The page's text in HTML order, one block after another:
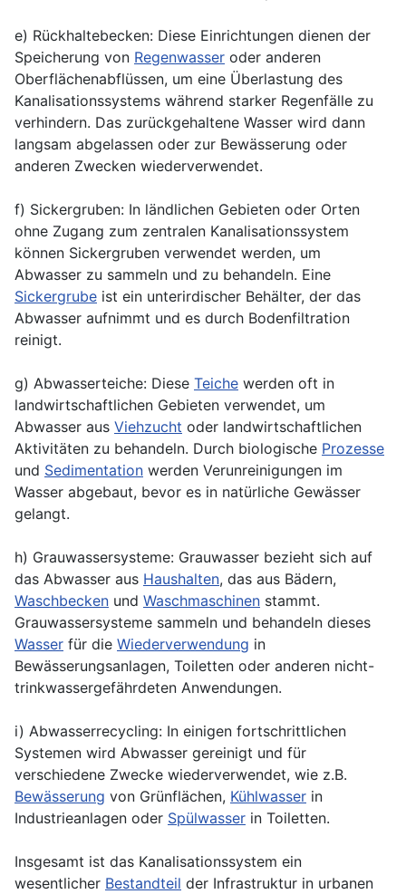
e) Rückhaltebecken: Diese Einrichtungen dienen der
Speicherung von Regenwasser oder anderen
Oberflächenabflüssen, um eine Überlastung des
Kanalisationssystems während starker Regenfälle zu
verhindern. Das zurückgehaltene Wasser wird dann
langsam abgelassen oder zur Bewässerung oder
anderen Zwecken wiederverwendet.
f) Sickergruben: In ländlichen Gebieten oder Orten
ohne Zugang zum zentralen Kanalisationssystem
können Sickergruben verwendet werden, um
Abwasser zu sammeln und zu behandeln. Eine
Sickergrube ist ein unterirdischer Behälter, der das
Abwasser aufnimmt und es durch Bodenfiltration
reinigt.
g) Abwasserteiche: Diese Teiche werden oft in
landwirtschaftlichen Gebieten verwendet, um
Abwasser aus Viehzucht oder landwirtschaftlichen
Aktivitäten zu behandeln. Durch biologische Prozesse
und Sedimentation werden Verunreinigungen im
Wasser abgebaut, bevor es in natürliche Gewässer
gelangt.
h) Grauwassersysteme: Grauwasser bezieht sich auf
das Abwasser aus Haushalten, das aus Bädern,
Waschbecken und Waschmaschinen stammt.
Grauwassersysteme sammeln und behandeln dieses
Wasser für die Wiederverwendung in
Bewässerungsanlagen, Toiletten oder anderen nicht-
trinkwassergefährdeten Anwendungen.
i) Abwasserrecycling: In einigen fortschrittlichen
Systemen wird Abwasser gereinigt und für
verschiedene Zwecke wiederverwendet, wie z.B.
Bewässerung von Grünflächen, Kühlwasser in
Industrieanlagen oder Spülwasser in Toiletten.
Insgesamt ist das Kanalisationssystem ein
wesentlicher Bestandteil der Infrastruktur in urbanen